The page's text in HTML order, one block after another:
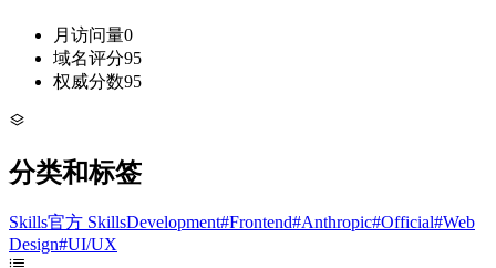
月访问量0
域名评分95
权威分数95
分类和标签
Skills官方 SkillsDevelopment#Frontend#Anthropic#Official#Web
Design#UI/UX